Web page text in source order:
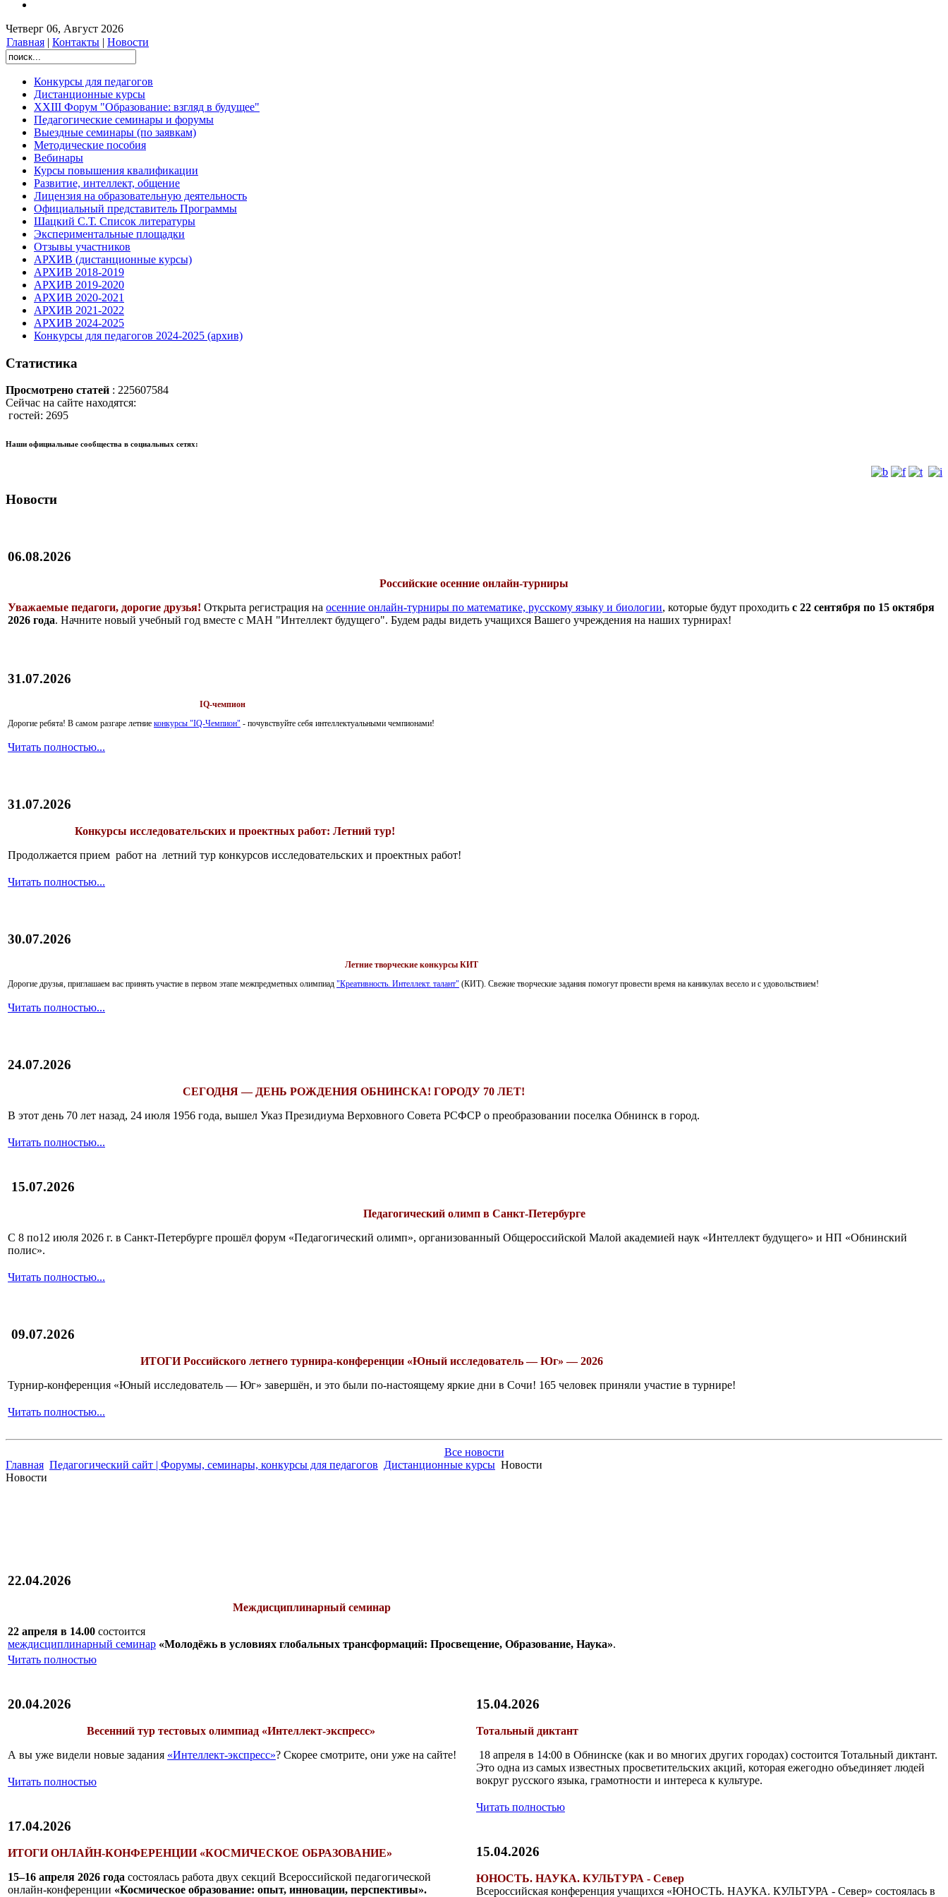
Четверг 06, Август 2026
Главная | Контакты | Новости
Конкурсы для педагогов
Дистанционные курсы
XXIII Форум "Образование: взгляд в будущее"
Педагогические семинары и форумы
Выездные семинары (по заявкам)
Методические пособия
Вебинары
Курсы повышения квалификации
Развитие, интеллект, общение
Лицензия на образовательную деятельность
Официальный представитель Программы
Шацкий С.Т. Список литературы
Экспериментальные площадки
Отзывы участников
АРХИВ (дистанционные курсы)
АРХИВ 2018-2019
АРХИВ 2019-2020
АРХИВ 2020-2021
АРХИВ 2021-2022
АРХИВ 2024-2025
Конкурсы для педагогов 2024-2025 (архив)
Статистика
Просмотрено статей : 225607584
Сейчас на сайте находятся:
гостей: 2695
Наши официальные сообщества в социальных сетях:
Новости
06.08.2026
Российские осенние онлайн-турниры
Уважаемые педагоги, дорогие друзья! Открыта регистрация на осенние онлайн-турниры по математике, русскому языку и биологии, которые будут проходить с 22 сентября по 15 октября
2026 года. Начните новый учебный год вместе с МАН "Интеллект будущего". Будем рады видеть учащихся Вашего учреждения на наших турнирах!
31.07.2026
IQ-чемпион
Дорогие ребята! В самом разгаре летние конкурсы "IQ-Чемпион" - почувствуйте себя интеллектуальными чемпионами!
Читать полностью...
31.07.2026
Конкурсы исследовательских и проектных работ: Летний тур!
Продолжается прием работ на летний тур конкурсов исследовательских и проектных работ!
Читать полностью...
30.07.2026
Летние творческие конкурсы КИТ
Дорогие друзья, приглашаем вас принять участие в первом этапе межпредметных олимпиад "Креативность. Интеллект. талант" (КИТ). Свежие творческие задания помогут провести время на каникулах весело и с удовольствием!
Читать полностью...
24.07.2026
СЕГОДНЯ — ДЕНЬ РОЖДЕНИЯ ОБНИНСКА! ГОРОДУ 70 ЛЕТ!
В этот день 70 лет назад, 24 июля 1956 года, вышел Указ Президиума Верховного Совета РСФСР о преобразовании поселка Обнинск в город.
Читать полностью...
15.07.2026
Педагогический олимп в Санкт-Петербурге
С 8 по12 июля 2026 г. в Санкт-Петербурге прошёл форум «Педагогический олимп», организованный Общероссийской Малой академией наук «Интеллект будущего» и НП «Обнинский
полис».
Читать полностью...
09.07.2026
ИТОГИРоссийского летнего турнира-конференции «Юный исследователь — Юг» — 2026
Турнир-конференция «Юный исследователь — Юг» завершён, и это были по-настоящему яркие дни в Сочи! 165 человек приняли участие в турнире!
Читать полностью...
Все новости
Главная Педагогический сайт | Форумы, семинары, конкурсы для педагогов Дистанционные курсы Новости
Новости
22.04.2026
Междисциплинарный семинар
22 апреля в 14.00 состоится
междисциплинарный семинар «Молодёжь в условиях глобальных трансформаций: Просвещение, Образование, Наука».
Читать полностью
20.04.2026
Весенний тур тестовых олимпиад «Интеллект-экспресс»
А вы уже видели новые задания «Интеллект-экспресс»? Скорее смотрите, они уже на сайте!
Читать полностью
17.04.2026
ИТОГИ ОНЛАЙН-КОНФЕРЕНЦИИ «КОСМИЧЕСКОЕ ОБРАЗОВАНИЕ»
15–16 апреля 2026 года состоялась работа двух секций Всероссийской педагогической
онлайн-конференции «Космическое образование: опыт, инновации, перспективы».
15.04.2026
Тотальный диктант
18 апреля в 14:00 в Обнинске (как и во многих других городах) состоится Тотальный диктант.
Это одна из самых известных просветительских акций, которая ежегодно объединяет людей
вокруг русского языка, грамотности и интереса к культуре.
Читать полностью
15.04.2026
ЮНОСТЬ. НАУКА. КУЛЬТУРА - Север
Всероссийская конференция учащихся «ЮНОСТЬ. НАУКА. КУЛЬТУРА - Север» состоялась в